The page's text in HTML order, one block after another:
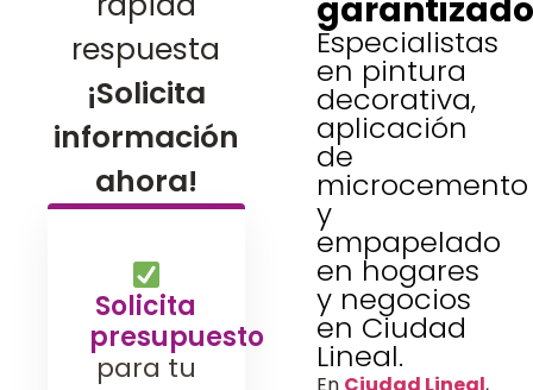
Especialistas
en pintura
decorativa,
aplicación
de
microcemento
y
empapelado
en hogares
y negocios
en Ciudad
Lineal.
respuesta
¡Solicita
información
ahora!
Solicita
presupuesto
para tu